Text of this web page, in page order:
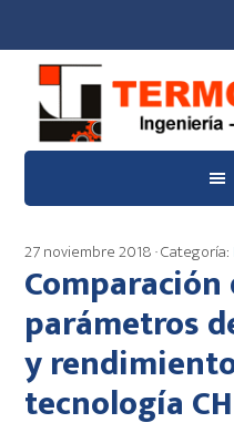
contenido
principal
barra
lateral
principal
página
27 noviembre 2018· Categoría:
Comparación
parámetros
y
tecnología